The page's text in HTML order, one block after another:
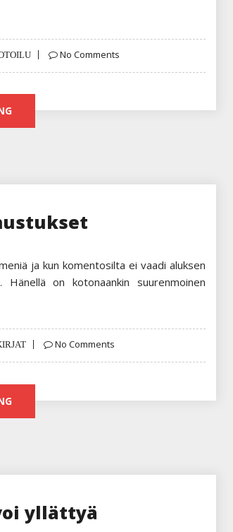
No Comments
ja kun komentosilta ei vaadi aluksen
on kotonaankin suurenmoinen
No Comments
yllättyä